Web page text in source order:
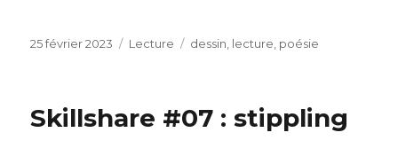
Publié
25 février 2023 Catégories
Lecture Étiquettes
dessin lecture poésie
Skillshare #07 : stippling